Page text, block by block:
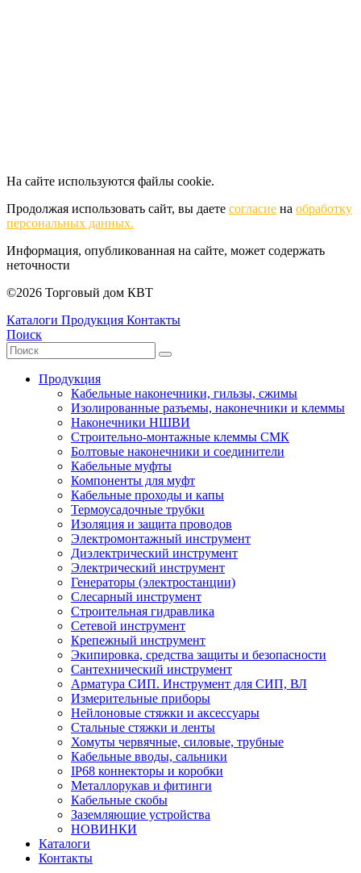
На сайте используются файлы cookie.
Продолжая использовать сайт, вы даете согласие на обработку
персональных данных.
Информация, опубликованная на сайте, может содержать
неточности
©2026 Торговый дом КВТ
Каталоги Продукция Контакты
Поиск
Продукция
Кабельные наконечники, гильзы, сжимы
Изолированные разъемы, наконечники и клеммы
Наконечники НШВИ
Строительно-монтажные клеммы СМК
Болтовые наконечники и соединители
Кабельные муфты
Компоненты для муфт
Кабельные проходы и капы
Термоусадочные трубки
Изоляция и защита проводов
Электромонтажный инструмент
Диэлектрический инструмент
Электрический инструмент
Генераторы (электростанции)
Слесарный инструмент
Строительная гидравлика
Сетевой инструмент
Крепежный инструмент
Экипировка, средства защиты и безопасности
Сантехнический инструмент
Арматура СИП. Инструмент для СИП, ВЛ
Измерительные приборы
Нейлоновые стяжки и аксессуары
Стальные стяжки и ленты
Хомуты червячные, силовые, трубные
Кабельные вводы, сальники
IP68 коннекторы и коробки
Металлорукав и фитинги
Кабельные скобы
Заземляющие устройства
НОВИНКИ
Каталоги
Контакты